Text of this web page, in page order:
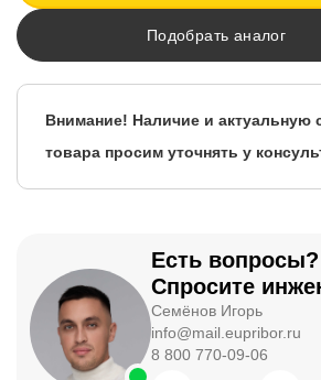
Подобрать аналог
Внимание! Наличие и актуальную
товара просим уточнять у
Есть вопросы?
Спросите
Семёнов Игорь
info@mail.eupribor.ru
8 800 770-09-06